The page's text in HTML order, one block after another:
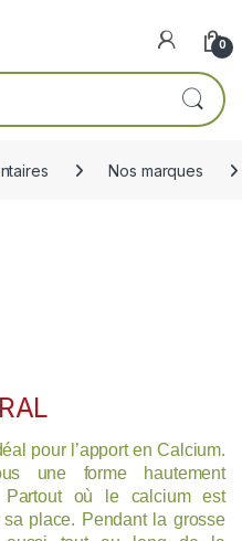
0
Nos marques
pour l’apport en Calcium.
une forme hautement
Partout où le calcium est
place. Pendant la grosse